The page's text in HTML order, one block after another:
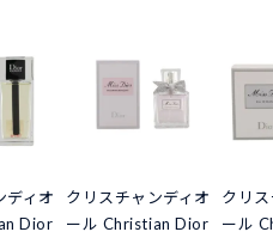
ディオ
Dior
クリスチャンディオ
ール Christian Dior
クリ
ール